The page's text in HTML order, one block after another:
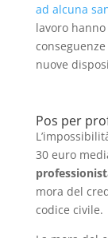
ad alcuna
lavoro
nuove
Pos per
30 euro
mora del
codice civile.